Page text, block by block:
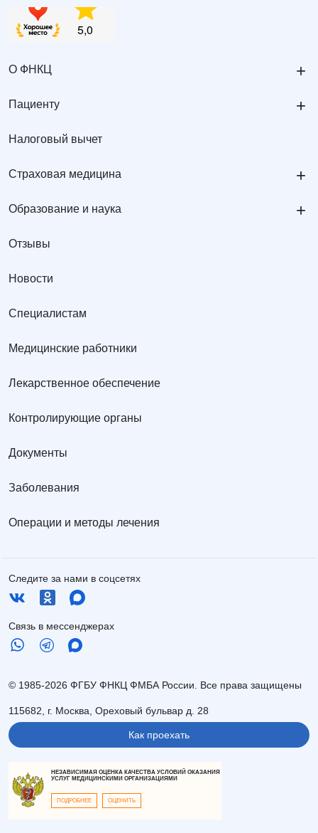
О ФНКЦ +
Пациенту +
Налоговый вычет
Страховая медицина +
Образование и наука +
Отзывы
Новости
Специалистам
Медицинские работники
Лекарственное обеспечение
Контролирующие органы
Документы
Заболевания
Операции и методы лечения
Следите за нами в соцсетях
Связь в мессенджерах
© 1985-2026 ФГБУ ФНКЦ ФМБА России. Все права защищены
115682, г. Москва, Ореховый бульвар д. 28
Как проехать
НЕЗАВИСИМАЯ ОЦЕНКА КАЧЕСТВА УСЛОВИЙ ОКАЗАНИЯ
УСЛУГ МЕДИЦИНСКИМИ ОРГАНИЗАЦИЯМИ
ПОДРОБНЕЕ ОЦЕНИТЬ